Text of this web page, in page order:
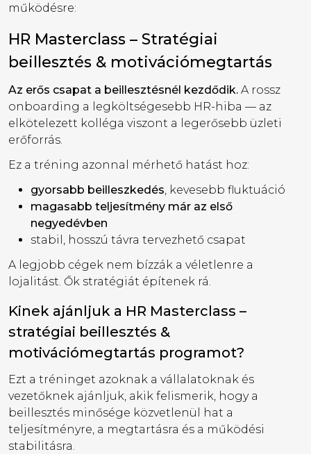
működésre:
HR Masterclass – Stratégiai
beillesztés & motivációmegtartás
Az erős csapat a beillesztésnél kezdődik. A rossz
onboarding a legköltségesebb HR-hiba — az
elkötelezett kolléga viszont a legerősebb üzleti
erőforrás.
Ez a tréning azonnal mérhető hatást hoz:
gyorsabb beilleszkedés, kevesebb fluktuáció
magasabb teljesítmény már az első
negyedévben
stabil, hosszú távra tervezhető csapat
A legjobb cégek nem bízzák a véletlenre a
lojalitást. Ők stratégiát építenek rá.
Kinek ajánljuk a HR Masterclass –
stratégiai beillesztés &
motivációmegtartás programot?
Ezt a tréninget azoknak a vállalatoknak és
vezetőknek ajánljuk, akik felismerik, hogy a
beillesztés minősége közvetlenül hat a
teljesítményre, a megtartásra és a működési
stabilitásra.